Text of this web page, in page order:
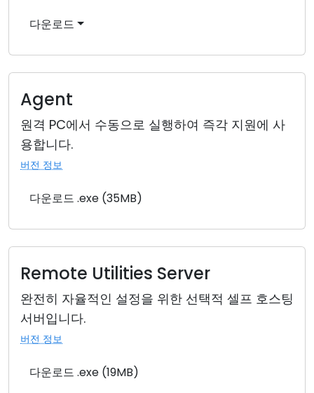
다운로드
Agent
원격 PC에서 수동으로 실행하여 즉각 지원에 사
용합니다.
버전 정보
다운로드 .exe (35MB)
Remote Utilities Server
완전히 자율적인 설정을 위한 선택적 셀프 호스팅
서버입니다.
버전 정보
다운로드 .exe (19MB)